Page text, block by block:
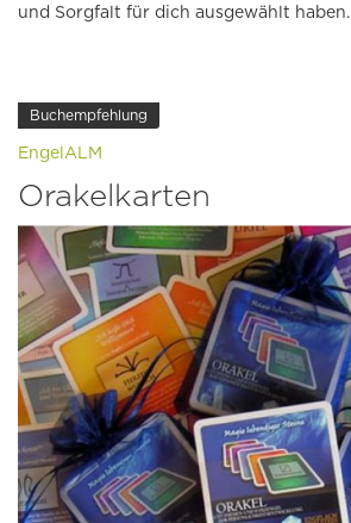
und Sorgfalt für dich ausgewählt haben.
Buchempfehlung
EngelALM
Orakelkarten